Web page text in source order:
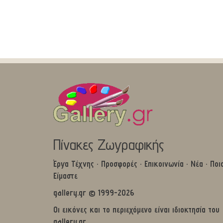
Πίνακες Ζωγραφικής
Έργα Τέχνης · Προσφορές · Επικοινωνία · Νέα ·
Είμαστε
gallery.gr © 1999-2026
Οι εικόνες και το περιεχόμενο είναι ιδιοκτησία του